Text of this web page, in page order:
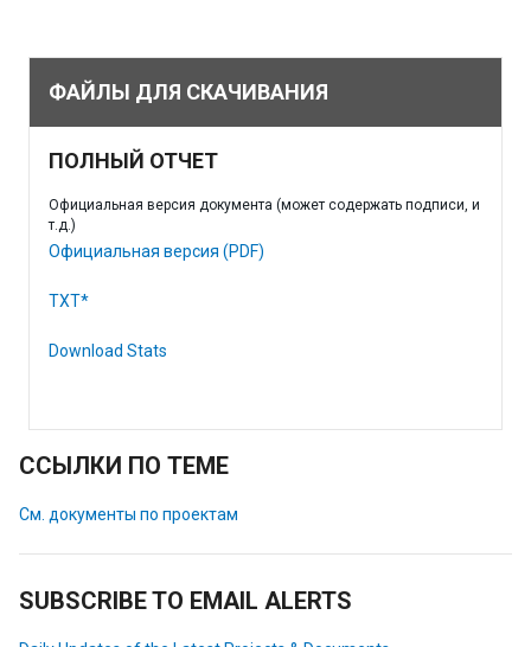
ФАЙЛЫ ДЛЯ СКАЧИВАНИЯ
ПОЛНЫЙ ОТЧЕТ
Официальная версия документа (может содержать подписи, и
т.д.)
Официальная версия (PDF)
TXT*
Download Stats
ССЫЛКИ ПО ТЕМЕ
См. документы по проектам
SUBSCRIBE TO EMAIL ALERTS